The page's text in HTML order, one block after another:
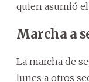
quien asumió
Marcha a
La marcha de
lunes a otros